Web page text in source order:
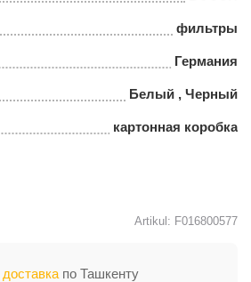
фильтры
Германия
Белый , Черный
картонная коробка
Artikul: F016800577
доставка по Ташкенту